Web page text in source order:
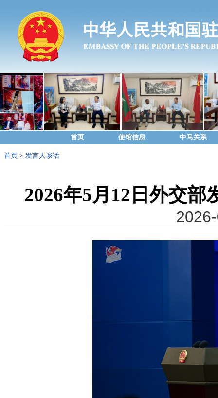
首页 使馆信息 中马关系
首页 > 发言人谈话
2026年5月12日外交